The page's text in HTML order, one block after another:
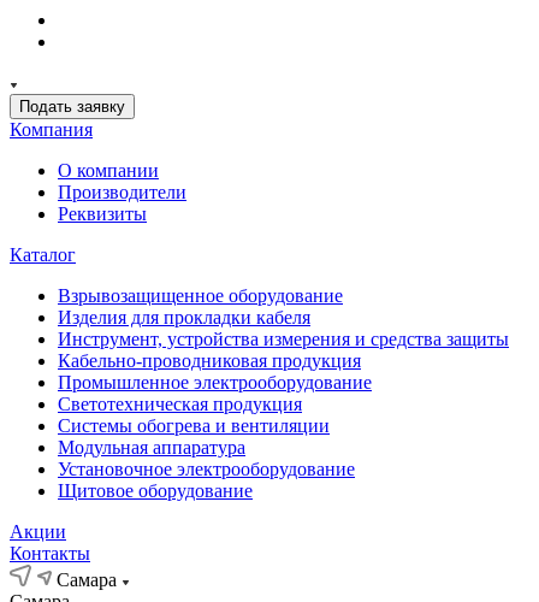
Подать заявку
Компания
О компании
Производители
Реквизиты
Каталог
Взрывозащищенное оборудование
Изделия для прокладки кабеля
Инструмент, устройства измерения и средства защиты
Кабельно-проводниковая продукция
Промышленное электрооборудование
Светотехническая продукция
Системы обогрева и вентиляции
Модульная аппаратура
Установочное электрооборудование
Щитовое оборудование
Акции
Контакты
Самара